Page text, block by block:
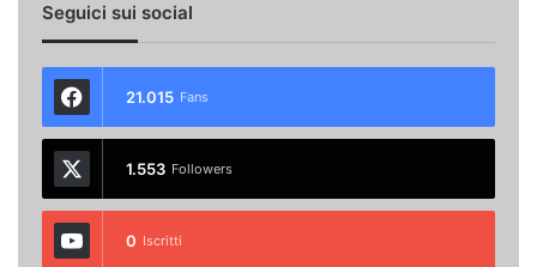
Seguici sui social
21.015 Fans
1.553 Followers
0 Iscritti